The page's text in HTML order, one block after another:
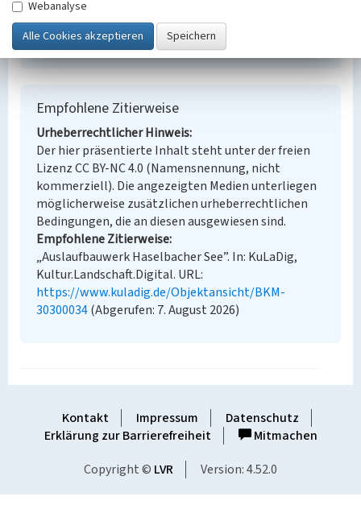
Erfassungsmethode
Übernahme aus externer Fachdatenbank
Empfohlene Zitierweise
Urheberrechtlicher Hinweis
Der hier präsentierte Inhalt steht unter der freien
Lizenz CC BY-NC 4.0 (Namensnennung, nicht
kommerziell). Die angezeigten Medien unterliegen
möglicherweise zusätzlichen urheberrechtlichen
Bedingungen, die an diesen ausgewiesen sind.
Empfohlene Zitierweise
„Auslaufbauwerk Haselbacher See”. In: KuLaDig,
Kultur.Landschaft.Digital. URL:
https://www.kuladig.de/Objektansicht/BKM-
30300034(Abgerufen: 7. August 2026)
Kontakt Impressum
Datenschutz
Erklärung zur Barrierefreiheit
Mitmachen
Copyright © LVR Version: 4.52.0
Webanalyse